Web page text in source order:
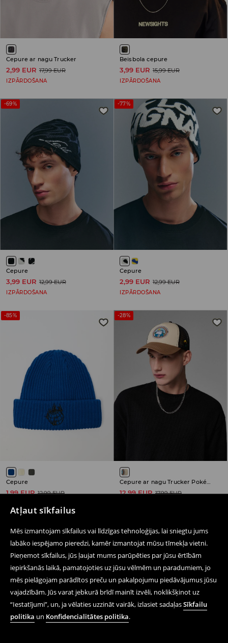
Atļaut sīkfailus
Mēs izmantojam sīkfailus vai līdzīgas tehnoloģijas, lai sniegtu jums
labāko iespējamo pieredzi, kamēr izmantojat mūsu tīmekļa vietni.
Pieņemot sīkfailus, jūs ļaujat mums parūpēties par jūsu ērtībām
iepirkšanās laikā, pamatojoties uz jūsu vēlmēm un paradumiem, jo
mēs pielāgojam parādītos preču un pakalpojumu piedāvājumus jūsu
vajadzībām. Jūs varat jebkurā brīdī mainīt izvēli, noklikšķinot uz
“Iestatījumi”, un, ja vēlaties uzzināt vairāk, izlasiet sadaļasSīkfailu
politika un Konfidencialitātes politika.
Cepure ar nagu Trucker
2,99 EUR 17,99 EUR
IZPĀRDOŠANA
Beisbola cepure
3,99 EUR 15,99 EUR
IZPĀRDOŠANA
-69%
Cepure
3,99 EUR 12,99 EUR
IZPĀRDOŠANA
-77%
Cepure
2,99 EUR 12,99 EUR
IZPĀRDOŠANA
-85%
Cepure
1,99 EUR 12,99 EUR
-28%
Cepure ar nagu Trucker Pokémon
12,99 EUR 17,99 EUR
Seko mums
Palīdzība un saziņa
Iepērcies tiešsaistē